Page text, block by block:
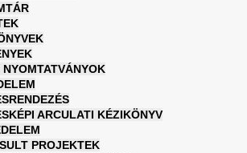
ARCULATI KÉZIKÖNYV
PROJEKTEK